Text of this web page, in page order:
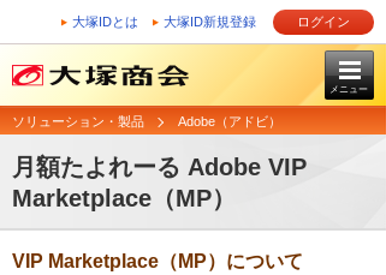
大塚IDとは 大塚ID新規登録 ログイン
メニュー
ソリューション・製品 Adobe（アドビ）
月額たよれーる Adobe VIP
Marketplace（MP）
VIP Marketplace（MP）について